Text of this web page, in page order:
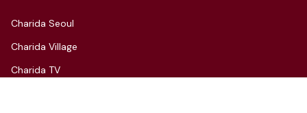
Charida Seoul
Charida Village
Charida TV